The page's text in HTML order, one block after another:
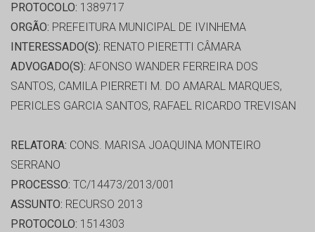
PROTOCOLO: 1389717
ORGÃO: PREFEITURA MUNICIPAL DE IVINHEMA
INTERESSADO(S): RENATO PIERETTI CÂMARA
ADVOGADO(S): AFONSO WANDER FERREIRA DOS
SANTOS, CAMILA PIERRETI M. DO AMARAL MARQUES,
PERICLES GARCIA SANTOS, RAFAEL RICARDO TREVISAN
RELATORA: CONS. MARISA JOAQUINA MONTEIRO
SERRANO
PROCESSO: TC/14473/2013/001
ASSUNTO: RECURSO 2013
PROTOCOLO: 1514303